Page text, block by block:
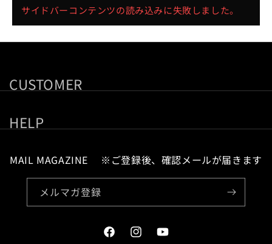
サイドバーコンテンツの読み込みに失敗しました。
CUSTOMER
HELP
MAIL MAGAZINE ※ご登録後、確認メールが届きます
メルマガ登録
FacebookInstagramYouTube